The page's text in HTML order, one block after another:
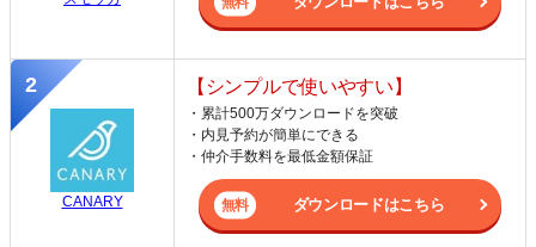
CANARY
【シンプルで使いやすい】
・累計500万ダウンロードを突破
・内見予約が簡単にできる
・仲介手数料を最低金額保証
ダウンロードはこちら